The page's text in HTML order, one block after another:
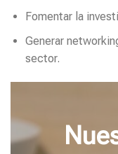
Fomentar la
Generar
sector.